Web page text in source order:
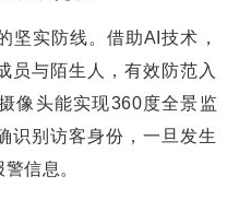
坚实防线。借助AI技术，
员与陌生人，有效防范入
像头能实现360度全景监
识别访客身份，一旦发生
信息。